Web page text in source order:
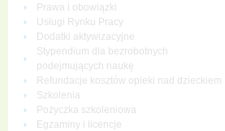
Prawa i obowiązki
Usługi Rynku Pracy
Dodatki aktywizacyjne
Stypendium dla bezrobotnych
podejmujących naukę
Refundacje kosztów opieki nad dzieckiem
Szkolenia
Pożyczka szkoleniowa
Egzaminy i licencje